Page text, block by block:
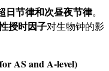
日节律和次昼夜节律。
授时因子对生物钟的影
AS and A-level)